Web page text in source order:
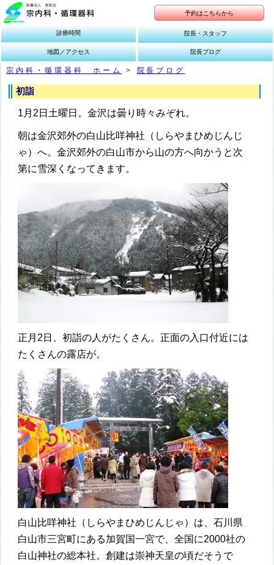
予約はこちらから
院長ブログ
地図／アクセス
院長・スタッフ
診療時間
宗内科・循環器科 ホーム > 院長ブログ
初詣
1月2日土曜日。金沢は曇り時々みぞれ。
朝は金沢郊外の白山比咩神社（しらやまひめじんじ
ゃ）へ。金沢郊外の白山市から山の方へ向かうと次
第に雪深くなってきます。
正月2日、初詣の人がたくさん。正面の入口付近には
たくさんの露店が。
白山比咩神社（しらやまひめじんじゃ）は、石川県
白山市三宮町にある加賀国一宮で、全国に2000社の
白山神社の総本社。創建は崇神天皇の頃だそうで